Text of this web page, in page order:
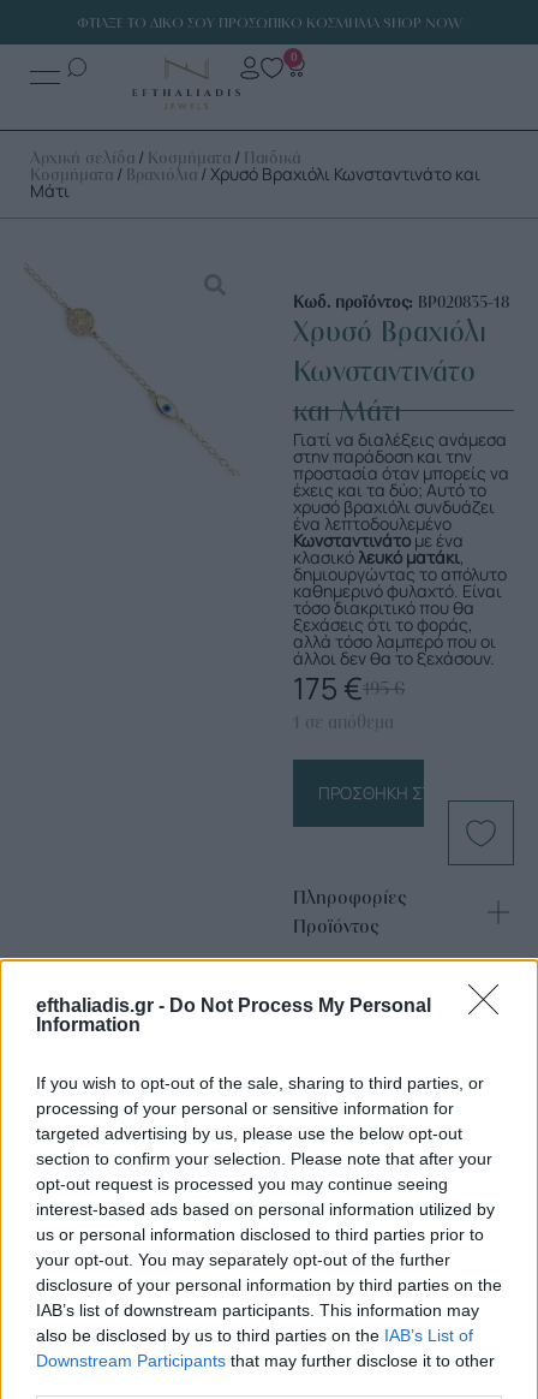
efthaliadis.gr - Do Not Process My Personal
Information
If you wish to opt-out of the sale, sharing to third parties, or
processing of your personal or sensitive information for
targeted advertising by us, please use the below opt-out
section to confirm your selection. Please note that after your
opt-out request is processed you may continue seeing
interest-based ads based on personal information utilized by
us or personal information disclosed to third parties prior to
your opt-out. You may separately opt-out of the further
disclosure of your personal information by third parties on the
IAB’s list of downstream participants. This information may
also be disclosed by us to third parties on the IAB’s List of
Downstream Participants that may further disclose it to other
ΦΤΙΑΞΕ ΤΟ ΔΙΚΟ ΣΟΥ ΠΡΟΣΩΠΙΚΟ ΚΟΣΜΗΜΑ SHOP NOW
0
Αρχική σελίδα / Κοσμήματα / Παιδικά
Κοσμήματα / Βραχιόλια / Χρυσό Βραχιόλι Κωνσταντινάτο και
Μάτι
Κωδ. προϊόντος: ΒΡ020835-18
Χρυσό Βραχιόλι
Κωνσταντινάτο
και Μάτι
Γιατί να διαλέξεις ανάμεσα
στην παράδοση και την
προστασία όταν μπορείς να
έχεις και τα δύο; Αυτό το
χρυσό βραχιόλι συνδυάζει
ένα λεπτοδουλεμένο
Κωνσταντινάτο με ένα
κλασικόλευκό ματάκι,
δημιουργώντας το απόλυτο
καθημερινό φυλαχτό. Είναι
τόσο διακριτικό που θα
ξεχάσεις ότι το φοράς,
αλλά τόσο λαμπερό που οι
άλλοι δεν θα το ξεχάσουν.
195€
175 €
1 σε απόθεμα
ΠΡΟΣΘΉΚΗ ΣΤΟ ΚΑΛΆΘΙ
Πληροφορίες
Προϊόντος
Επιλογές Που Ταιριάζουν
Ανακαλύψτε τα κοσμήματα που αγαπήθηκαν περισσότερο!
Εδώ θα βρείτε τις κορυφαίες επιλογές που ξεχωρίζουν για
το μοναδικό τους στυλ και την εξαιρετική τους ποιότητα.
-10%